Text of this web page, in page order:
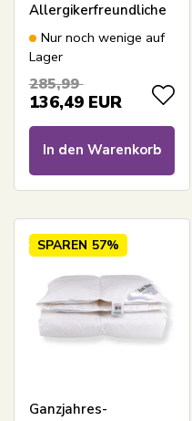
Allergikerfreundliche
2-lagige
Thermodecke -
feuchtigkeitsabsorbierend
mit Mikrofasern
Nur noch wenige auf
Lager
285,99
136,49 EUR
In den Warenkorb
SPAREN 57%
Ganzjahres-